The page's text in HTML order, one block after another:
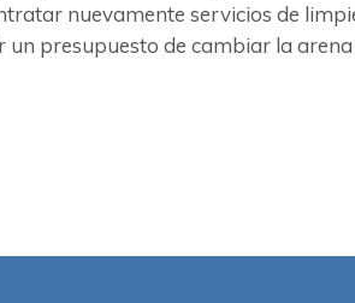
nuevamente servicios de
presupuesto de cambiar la